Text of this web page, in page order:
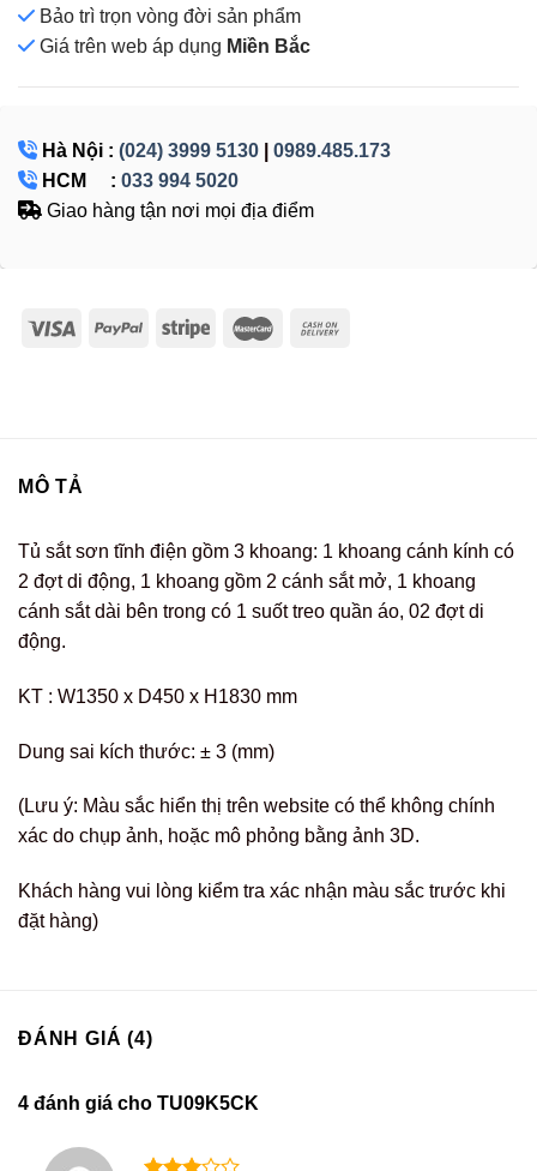
Bảo trì trọn vòng đời sản phẩm
Giá trên web áp dụng Miền Bắc
Hà Nội : (024) 3999 5130
0989.485.173
HCM : 033 994 5020
Giao hàng tận nơi mọi địa điểm
MÔ TẢ
Tủ sắt sơn tĩnh điện gồm 3 khoang: 1 khoang cánh kính có
2 đợt di động, 1 khoang gồm 2 cánh sắt mở, 1 khoang
cánh sắt dài bên trong có 1 suốt treo quần áo, 02 đợt di
động.
KT : W1350 x D450 x H1830 mm
Dung sai kích thước: ± 3 (mm)
(Lưu ý: Màu sắc hiển thị trên website có thể không chính
xác do chụp ảnh, hoặc mô phỏng bằng ảnh 3D.
Khách hàng vui lòng kiểm tra xác nhận màu sắc trước khi
đặt hàng)
ĐÁNH GIÁ (4)
4 đánh giá cho TU09K5CK